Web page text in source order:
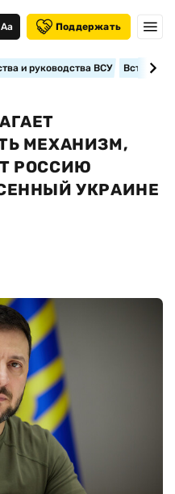
Аа Поддержать
и руководства ВСУ
МЕХАНИЗМ,
РОССИЮ
УКРАИНЕ